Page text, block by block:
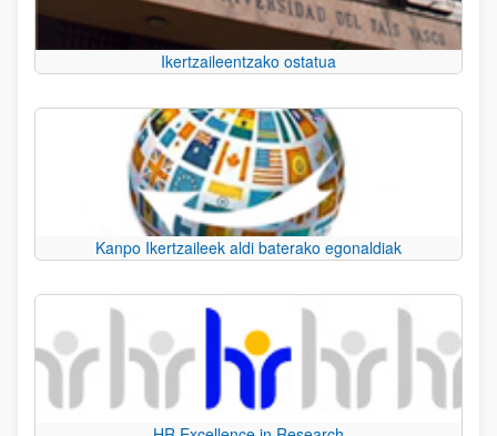
Ikertzaileentzako ostatua
Kanpo Ikertzaileek aldi baterako egonaldiak